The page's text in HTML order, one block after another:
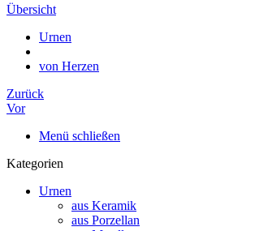
Übersicht
Urnen
von Herzen
Zurück
Vor
Menü schließen
Kategorien
Urnen
aus Keramik
aus Porzellan